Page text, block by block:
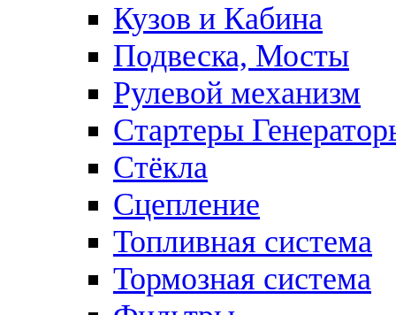
Кузов и Кабина
Подвеска, Мосты
Рулевой механизм
Стартеры
Стёкла
Сцепление
Топливная система
Тормозная система